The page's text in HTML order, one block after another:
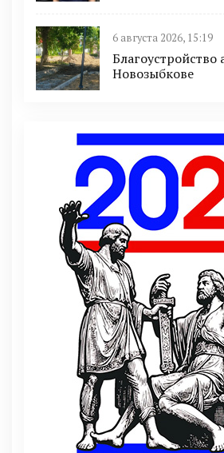
6 августа 2026, 15:19
Благоустройство
Новозыбкове